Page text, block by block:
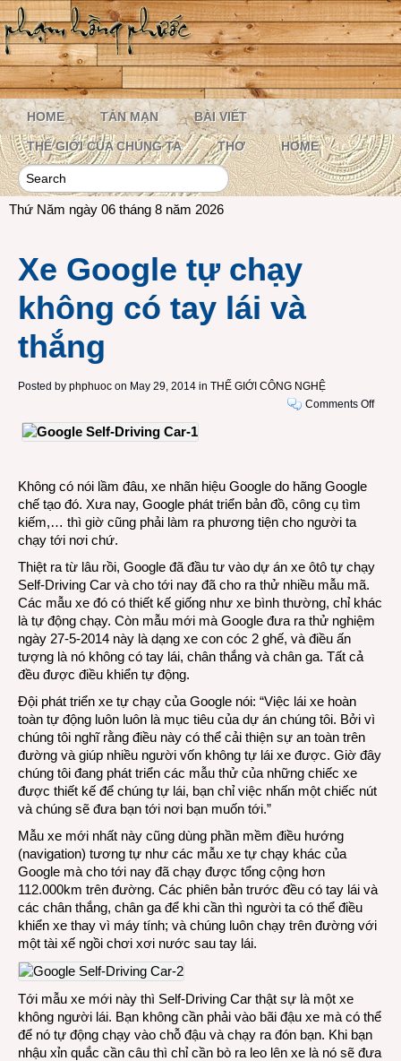
HOME TẢN MẠN BÀI VIẾT
THẾ GIỚI CỦA CHÚNG TA THƠ HOME
Thứ Năm ngày 06 tháng 8 năm 2026
Xe Google tự chạy
không có tay lái và
thắng
Posted by phphuoc on May 29, 2014 in THẾ GIỚI CÔNG NGHỆ
Comments Offon
và
Không có nói lầm đâu, xe nhãn hiệu Google do hãng Google
chế tạo đó. Xưa nay, Google phát triển bản đồ, công cụ tìm
kiếm,… thì giờ cũng phải làm ra phương tiện cho người ta
chạy tới nơi chứ.
Thiệt ra từ lâu rồi, Google đã đầu tư vào dự án xe ôtô tự chạy
Self-Driving Car và cho tới nay đã cho ra thử nhiều mẫu mã.
Các mẫu xe đó có thiết kế giống như xe bình thường, chỉ khác
là tự động chạy. Còn mẫu mới mà Google đưa ra thử nghiệm
ngày 27-5-2014 này là dạng xe con cóc 2 ghế, và điều ấn
tượng là nó không có tay lái, chân thắng và chân ga. Tất cả
đều được điều khiển tự động.
Đội phát triển xe tự chạy của Google nói: “Việc lái xe hoàn
toàn tự động luôn luôn là mục tiêu của dự án chúng tôi. Bởi vì
chúng tôi nghĩ rằng điều này có thể cải thiện sự an toàn trên
đường và giúp nhiều người vốn không tự lái xe được. Giờ đây
chúng tôi đang phát triển các mẫu thử của những chiếc xe
được thiết kế để chúng tự lái, bạn chỉ việc nhấn một chiếc nút
và chúng sẽ đưa bạn tới nơi bạn muốn tới.”
Mẫu xe mới nhất này cũng dùng phần mềm điều hướng
(navigation) tương tự như các mẫu xe tự chạy khác của
Google mà cho tới nay đã chạy được tổng cộng hơn
112.000km trên đường. Các phiên bản trước đều có tay lái và
các chân thắng, chân ga để khi cần thì người ta có thể điều
khiển xe thay vì máy tính; và chúng luôn chạy trên đường với
một tài xế ngồi chơi xơi nước sau tay lái.
Tới mẫu xe mới này thì Self-Driving Car thật sự là một xe
không người lái. Bạn không cần phải vào bãi đậu xe mà có thể
để nó tự động chạy vào chỗ đậu và chạy ra đón bạn. Khi bạn
nhậu xỉn quắc cần câu thì chỉ cần bò ra leo lên xe là nó sẽ đưa